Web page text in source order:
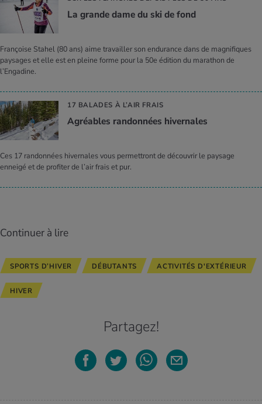
La grande dame du ski de fond
Françoise Stahel (80 ans) aime travailler son endurance dans de magnifiques
paysages et elle est en pleine forme pour la 50e édition du marathon de
l’Engadine.
17 BALADES À L’AIR FRAIS
Agréables ran­don­nées hiver­nales
Ces 17 randonnées hivernales vous permettront de découvrir le paysage
enneigé et de profiter de l’air frais et pur.
Continuer à lire
SPORTS D’HIVER DÉBUTANTS ACTIVITÉS D'EXTÉRIEUR
HIVER
Partagez!